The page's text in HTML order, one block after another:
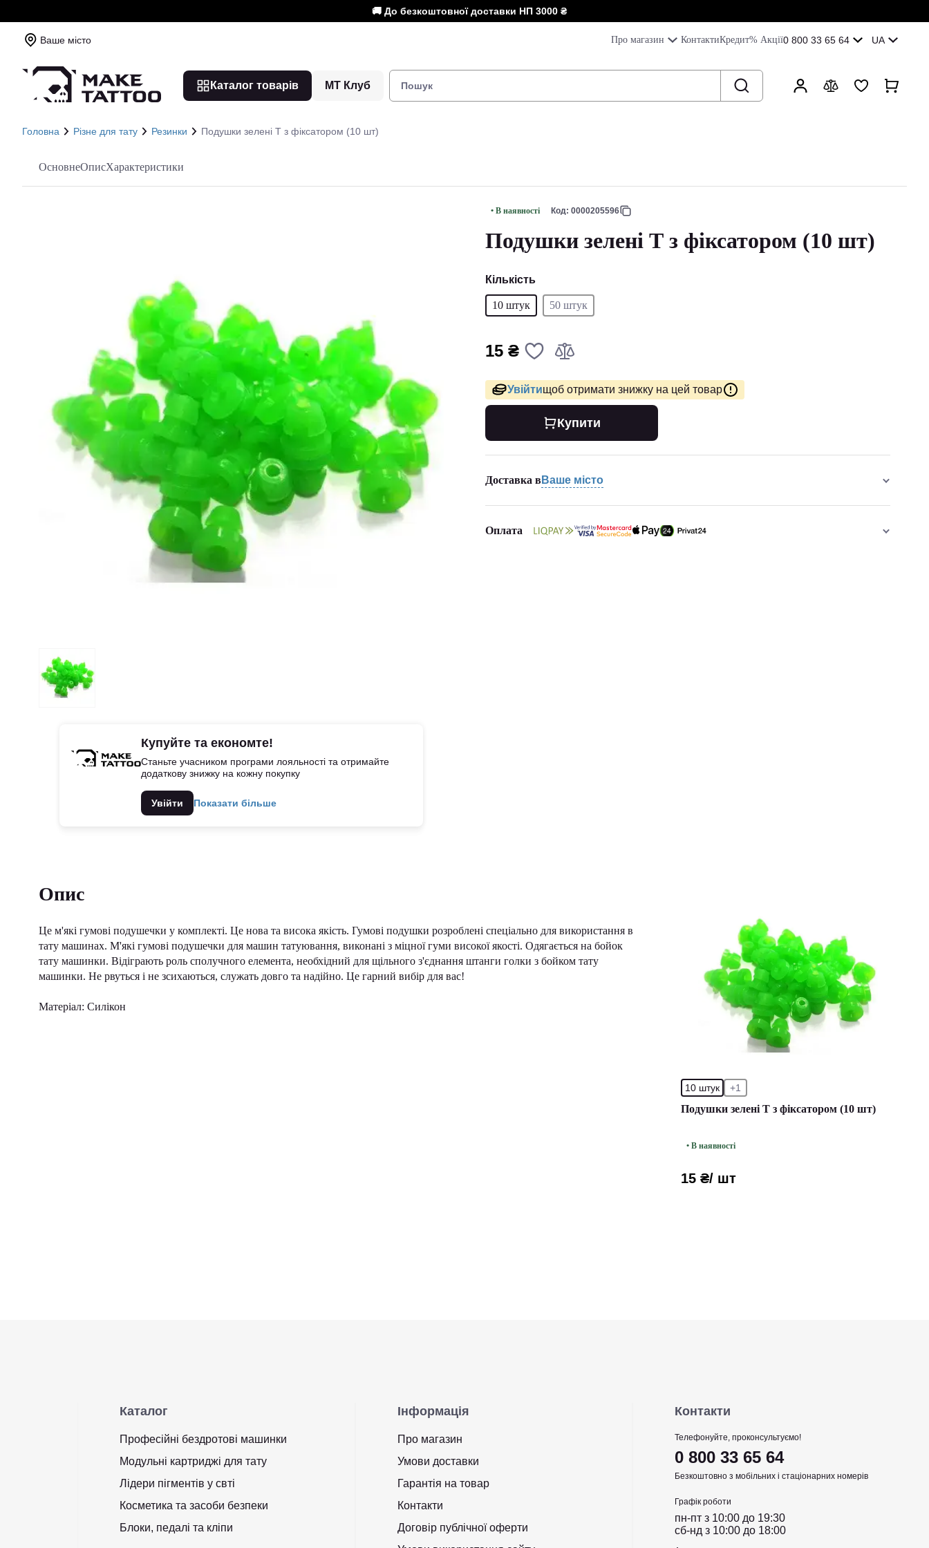
🚚 До безкоштовної доставки НП 3000 ₴
Ваше місто Про магазин КонтактиКредит% Акції0 800 33 65 64 UA
Каталог товарів МТ Клуб
Головна Різне для тату Резинки Подушки зелені Т з фіксатором (10 шт)
ОсновнеОписХарактеристики
Купуйте та економте!
Станьте учасником програми лояльності та отримайте
додаткову знижку на кожну покупку
Увійти Показати більше
• В наявності Код: 0000205596
Подушки зелені Т з фіксатором (10 шт)
Кількість
10 штук 50 штук
15 ₴
Увійтищоб отримати знижку на цей товар
Купити
Доставка в Ваше місто
Оплата
Опис
Це м'які гумові подушечки у комплекті. Це нова та висока якість. Гумові подушки розроблені спеціально для використання в
тату машинах. М'які гумові подушечки для машин татуювання, виконані з міцної гуми високої якості. Одягається на бойок
тату машинки. Відіграють роль сполучного елемента, необхідний для щільного з'єднання штанги голки з бойком тату
машинки. Не рвуться і не зсихаються, служать довго та надійно. Це гарний вибір для вас!
Матеріал: Силікон
10 штук +1
Подушки зелені Т з фіксатором (10 шт)
• В наявності
15 ₴/ шт
Каталог
Професійні бездротові машинки
Модульні картриджі для тату
Лідери пігментів у свті
Косметика та засоби безпеки
Блоки, педалі та кліпи
Інформація
Про магазин
Умови доставки
Гарантія на товар
Контакти
Договір публічної оферти
Контакти
Телефонуйте, проконсультуємо!
0 800 33 65 64
Безкоштовно з мобільних і стаціонарних номерів
Графік роботи
пн-пт з 10:00 до 19:30
сб-нд з 10:00 до 18:00